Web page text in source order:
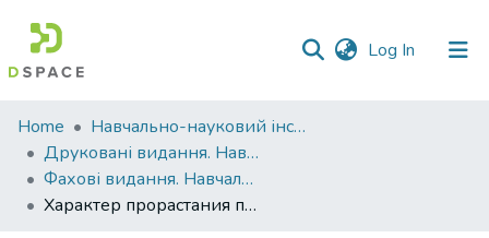
Log In (current)
Communities
&
Collections
All of DSpace
Home
Навчально-науковий інститут агротехнологій, селекції та екології
Друковані видання. Навчально-науковий інститут агротехнологій, селекції та екології
Фахові видання. Навчально-науковий інститут агротехнологій, селекції та екології
Характер прорастания пыльцы грушы при совместном действии физиологически активных веществ и частей гинецея